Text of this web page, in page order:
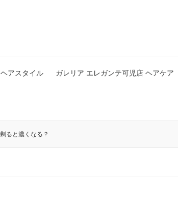
アスタイル ガレリア エレガンテ可児店 ヘアケア
ると濃くなる？